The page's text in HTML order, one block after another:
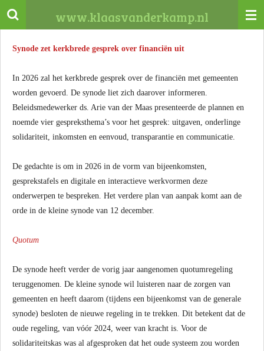
Ga
www.klaasvanderkamp.nl
Synode zet kerkbrede gesprek over financiën uit
In 2026 zal het kerkbrede gesprek over de financiën met gemeenten
worden gevoerd. De synode liet zich daarover informeren.
Beleidsmedewerker ds. Arie van der Maas presenteerde de plannen en
noemde vier gespreksthema’s voor het gesprek: uitgaven, onderlinge
solidariteit, inkomsten en eenvoud, transparantie en communicatie.
De gedachte is om in 2026 in de vorm van bijeenkomsten,
gesprekstafels en digitale en interactieve werkvormen deze
onderwerpen te bespreken. Het verdere plan van aanpak komt aan de
orde in de kleine synode van 12 december.
Quotum
De synode heeft verder de vorig jaar aangenomen quotumregeling
teruggenomen. De kleine synode wil luisteren naar de zorgen van
gemeenten en heeft daarom (tijdens een bijeenkomst van de generale
synode) besloten de nieuwe regeling in te trekken. Dit betekent dat de
oude regeling, van vóór 2024, weer van kracht is. Voor de
solidariteitskas was al afgesproken dat het oude systeem zou worden